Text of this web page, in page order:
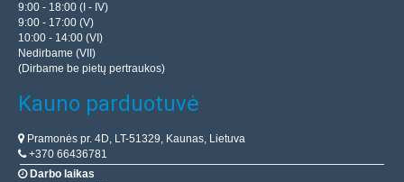
9:00 - 18:00 (I - IV)
9:00 - 17:00 (V)
10:00 - 14:00 (VI)
Nedirbame (VII)
(Dirbame be pietų pertraukos)
Kauno parduotuvė
Pramonės pr. 4D, LT-51329, Kaunas, Lietuva
+370 66436781
Darbo laikas